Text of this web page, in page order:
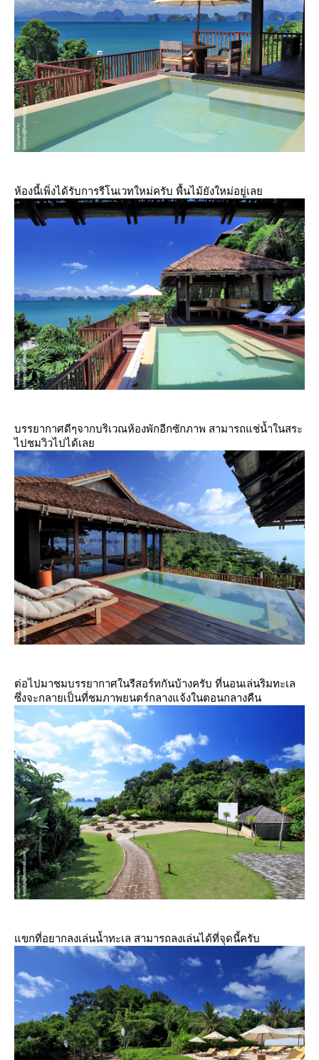
ห้องนี้เพิ่งได้รับการรีโนเวทใหม่ครับ พื้นไม้ยังใหม่อยู่เล
บรรยากาศดีๆจากบริเวณห้องพักอีกซักภาพ สามารถแช่น้ำในสระ
ไปชมวิวไปได้เล
ต่อไปมาชมบรรยากาศในรีสอร์ทกันบ้างครับ ที่นอนเล่นริมทะเล
ซึ่งจะกลายเป็นที่ชมภาพยนตร์กลางแจ้งในตอนกลางคืน
ขกที่อยากลงเล่นน้ำทะเล สามารถลงเล่นได้ที่จุดนี้ครับ